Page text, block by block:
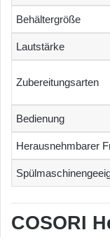
Behältergröße
Lautstärke
Zubereitungsarten
Bedienung
Herausnehmbarer
COSORI